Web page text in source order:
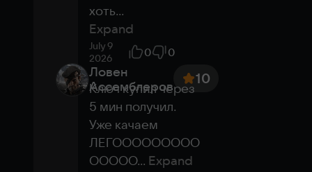
хоть...
Expand
July 9
2026
0 0
Ловен
Ассемблеров
10
Ключ купил через
5 мин получил.
Уже качаем
ЛЕГООООООООО
ООООО... Expand